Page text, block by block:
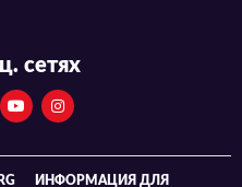
сетях
ИНФОРМАЦИЯ ДЛЯ